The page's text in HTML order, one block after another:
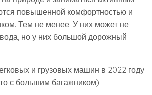
повышенной комфортностью и
Тем не менее. У них может не
но у них большой дорожный